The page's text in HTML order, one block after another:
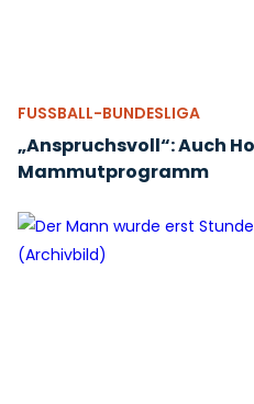
FUSSBALL-BUNDESLIGA
„Anspruchsvoll“: Auch
Mammutprogramm